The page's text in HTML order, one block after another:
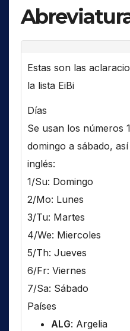
Estas son las
la lista EiBi
Días
Se usan los números
domingo a sábado,
inglés:
1/Su: Domingo
2/Mo: Lunes
3/Tu: Martes
4/We: Miercoles
5/Th: Jueves
6/Fr: Viernes
7/Sa: Sábado
Países
ALG: Argelia